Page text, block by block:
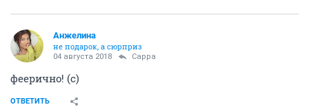
Aнжелина
не подарок, а сюрприз
04 августа 2018 Сарра
феерично! (с)
ОТВЕТИТЬ